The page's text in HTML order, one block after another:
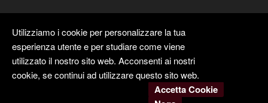
by STUDIO99. Tutti i diritti
Utilizziamo i cookie per personalizzare la tua
esperienza utente e per studiare come viene
utilizzato il nostro sito web. Acconsenti ai nostri
cookie, se continui ad utilizzare questo sito web.
Accetta Cookie